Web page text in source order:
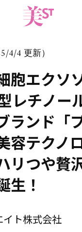
4/4 更新）
胞エクソ
レチノー
ランド「
容テクノ
リつや贅
生！
ト株式会社